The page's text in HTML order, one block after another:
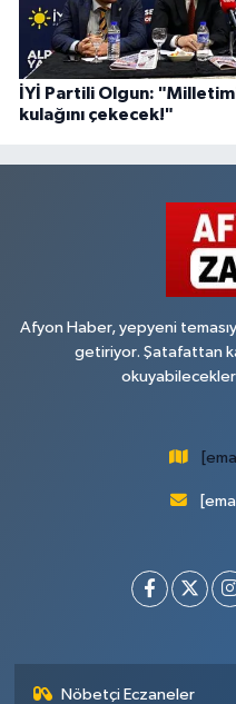
İYİ Partili Olgun:
kulağını çekecek!"
Afyon Haber, yepyeni
getiriyor. Şatafattan
Nöbetçi Eczaneler